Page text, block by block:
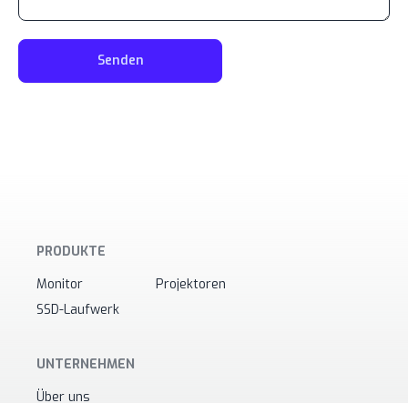
Senden
PRODUKTE
Monitor
Projektoren
SSD-Laufwerk
UNTERNEHMEN
Über uns